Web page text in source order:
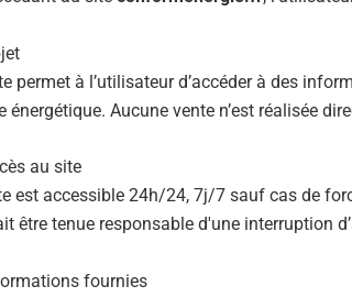
permet à l’utilisateur d’accéder à des
énergétique. Aucune vente n’est réalisée
au site
est accessible 24h/24, 7j/7 sauf cas de
être tenue responsable d'une interruption
fournies